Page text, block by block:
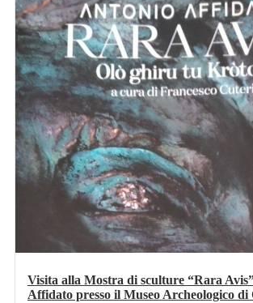
Visita alla Mostra di sculture “Rara
Affidato presso il Museo Archeologico di